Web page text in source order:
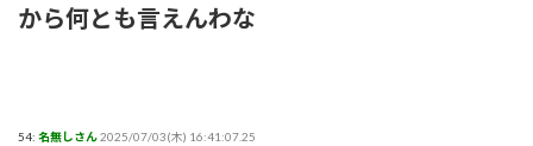
から何とも言えんわな
54: 名無しさん2025/07/03(木) 16:41:07.25